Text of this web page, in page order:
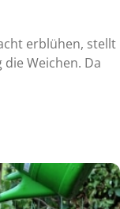
erblühen, stellt
Weichen. Da